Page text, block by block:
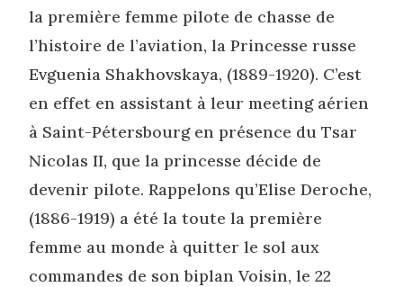
la première femme pilote de chasse de
l’histoire de l’aviation, la Princesse russe
Evguenia Shakhovskaya, (1889-1920). C’est
en effet en assistant à leur meeting aérien
à Saint-Pétersbourg en présence du Tsar
Nicolas II, que la princesse décide de
devenir pilote. Rappelons qu’Elise Deroche,
(1886-1919) a été la toute la première
femme au monde à quitter le sol aux
commandes de son biplan Voisin, le 22